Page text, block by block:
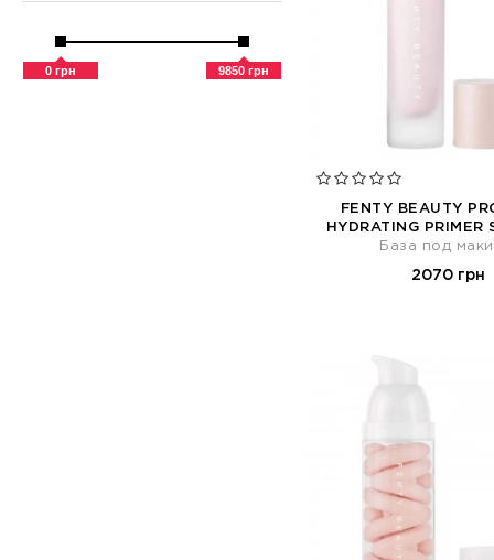
Тонизирование (3)
Тонирование (4)
0 грн 9850 грн
FENTY BEAUTY
HYDRATING PRIMER
База под
2070 грн